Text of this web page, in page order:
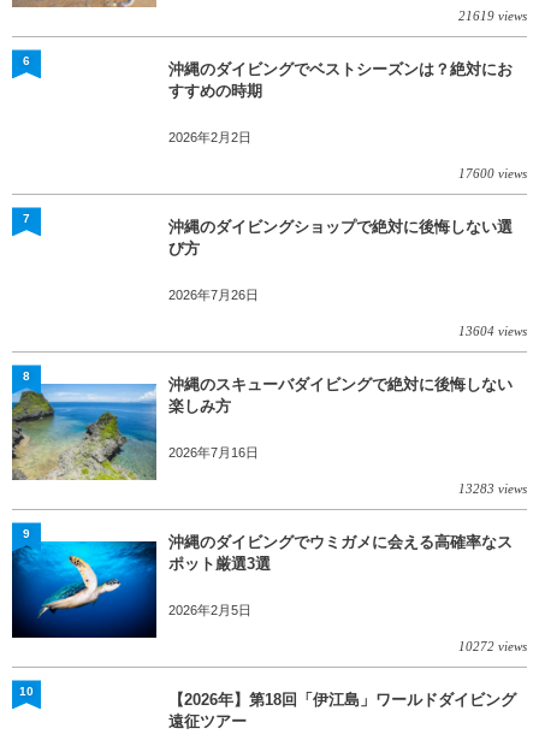
21619 views
沖縄のダイビングでベストシーズンは？絶対にお
すすめの時期
2026年2月2日
17600 views
6
沖縄のダイビングショップで絶対に後悔しない選
び方
2026年7月26日
13604 views
7
沖縄のスキューバダイビングで絶対に後悔しない
楽しみ方
2026年7月16日
13283 views
8
沖縄のダイビングでウミガメに会える高確率なス
ポット厳選3選
2026年2月5日
10272 views
9
【2026年】第18回「伊江島」ワールドダイビング
遠征ツアー
10